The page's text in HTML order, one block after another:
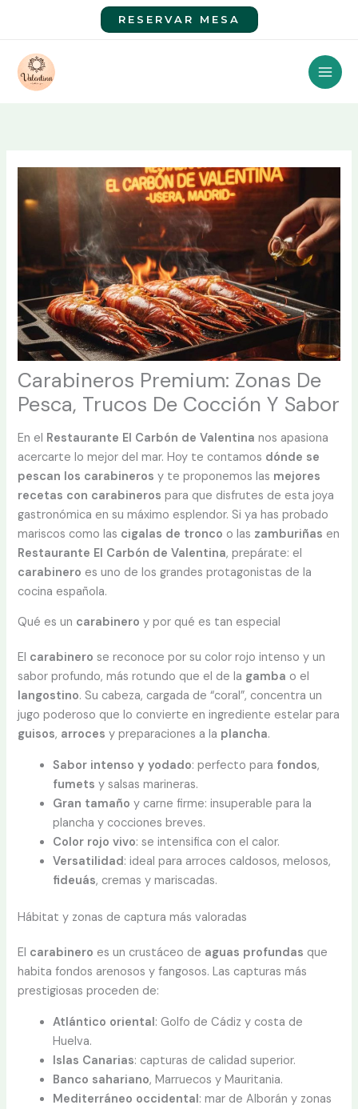
RESERVAR MESA
Carabineros Premium: Zonas De
Pesca, Trucos De Cocción Y Sabor
En el Restaurante El Carbón de Valentina nos apasiona
acercarte lo mejor del mar. Hoy te contamos dónde se
pescan los carabineros y te proponemos las mejores
recetas con carabineros para que disfrutes de esta joya
gastronómica en su máximo esplendor. Si ya has probado
mariscos como las cigalas de tronco o las zamburiñas en
Restaurante El Carbón de Valentina, prepárate: el
carabinero es uno de los grandes protagonistas de la
cocina española.
Qué es un carabinero y por qué es tan especial
El carabinero se reconoce por su color rojo intenso y un
sabor profundo, más rotundo que el de la gamba o el
langostino. Su cabeza, cargada de “coral”, concentra un
jugo poderoso que lo convierte en ingrediente estelar para
guisos, arroces y preparaciones a la plancha.
Sabor intenso y yodado: perfecto para fondos,
fumets y salsas marineras.
Gran tamaño y carne firme: insuperable para la
plancha y cocciones breves.
Color rojo vivo: se intensifica con el calor.
Versatilidad: ideal para arroces caldosos, melosos,
fideuás, cremas y mariscadas.
Hábitat y zonas de captura más valoradas
El carabinero es un crustáceo de aguas profundas que
habita fondos arenosos y fangosos. Las capturas más
prestigiosas proceden de:
Atlántico oriental: Golfo de Cádiz y costa de
Huelva.
Islas Canarias: capturas de calidad superior.
Banco sahariano, Marruecos y Mauritania.
Mediterráneo occidental: mar de Alborán y zonas